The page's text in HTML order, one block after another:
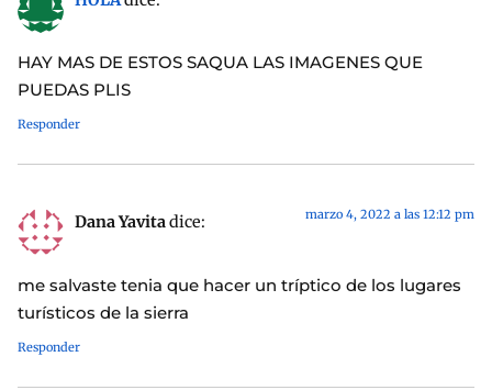
HAY MAS DE ESTOS SAQUA LAS IMAGENES QUE
PUEDAS PLIS
Responder
Dana Yavitadice: marzo 4, 2022 a las 12:12 pm
me salvaste tenia que hacer un tríptico de los lugares
turísticos de la sierra
Responder